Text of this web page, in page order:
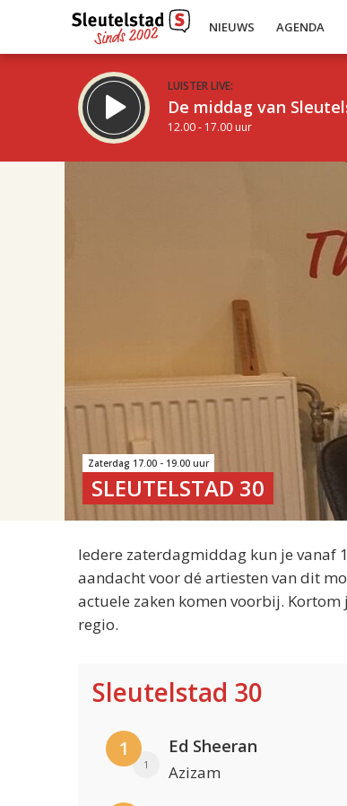
NIEUWS AGENDA
LUISTER LIVE:
De middag van
12.00 - 17.00 uur
Zaterdag 17.00 - 19.00 uur
SLEUTELSTAD 30
Iedere zaterdagmiddag kun je vanaf
aandacht voor dé artiesten van dit
actuele zaken komen voorbij.
regio.
Sleutelstad 30
1
1
Ed Sheeran
Azizam